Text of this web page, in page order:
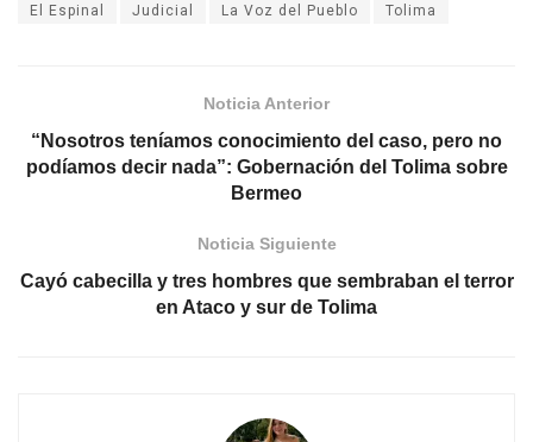
El Espinal Judicial La Voz del Pueblo Tolima
Noticia Anterior
“Nosotros teníamos conocimiento del caso, pero no
podíamos decir nada”: Gobernación del Tolima sobre
Bermeo
Noticia Siguiente
Cayó cabecilla y tres hombres que sembraban el terror
en Ataco y sur de Tolima